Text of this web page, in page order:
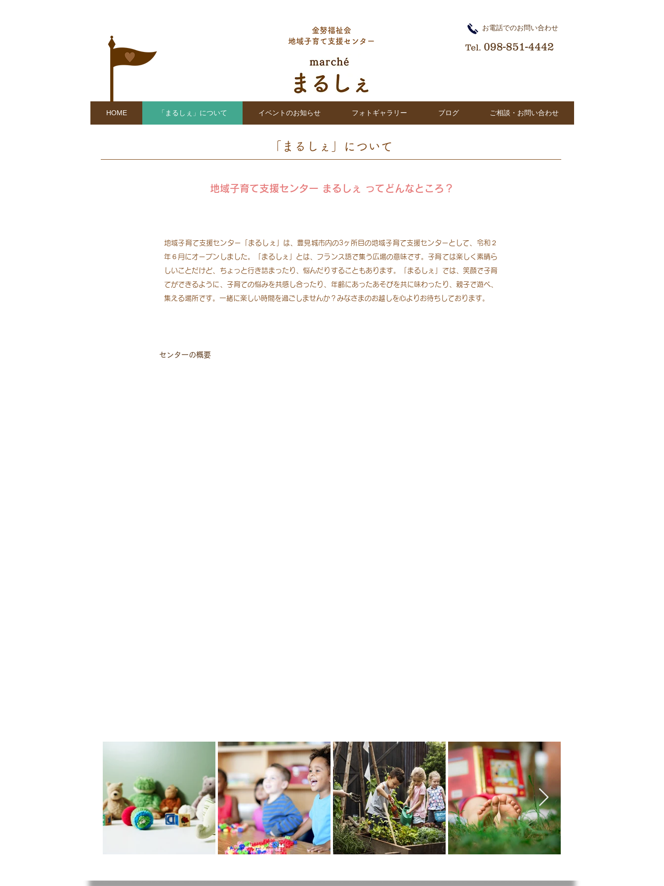
​お電話でのお問い合わせ
Tel. 098-851-4442
HOME 「まるしぇ」について イベントのお知らせ フォトギャラリー ブログ ご相談・お問い合わせ
金努福祉会
地域子育て支援センター
​「まるしぇ」について
地域子育て支援センター まるしぇ ってどんなところ？
地域子育て支援センター「まるしぇ」は、豊見城市内の3ヶ所目の地域子育て支援センターとして、令和２
年６月にオープンしました。「まるしぇ」とは、フランス語で集う広場の意味です。子育ては楽しく素晴ら
しいことだけど、ちょっと行き詰まったり、悩んだりすることもあります。「まるしぇ」では、笑顔で子育
てができるように、子育ての悩みを共感し合ったり、年齢にあったあそびを共に味わったり、親子で遊べ、
集える場所です。一緒に楽しい時間を過ごしませんか？みなさまのお越しを心よりお待ちしております。
センターの概要